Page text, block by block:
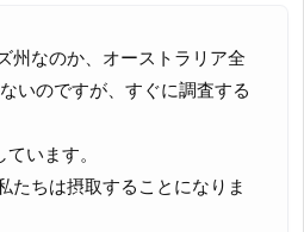
州なのか、オーストラリア全
いのですが、すぐに調査する
います。
たちは摂取することになりま